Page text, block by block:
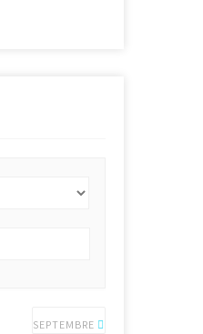
SEPTEMBRE